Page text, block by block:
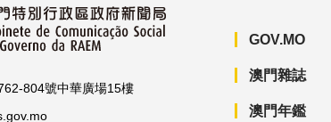
804號中華廣場15樓
GOV.MO
澳門雜誌
澳門年鑑